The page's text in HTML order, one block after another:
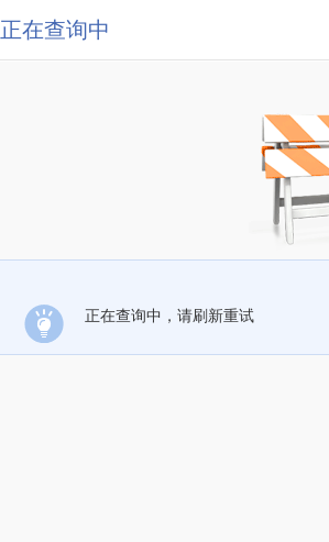
正在查询中
正在查询中，请刷新重试